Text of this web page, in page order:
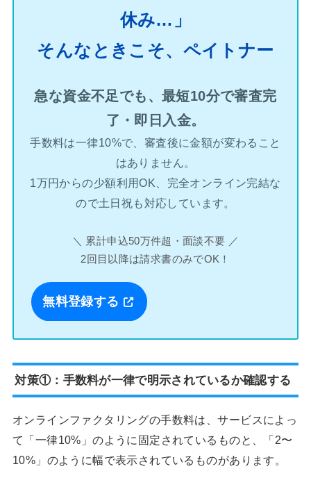
休み…」
そんなときこそ、ペイトナー
急な資金不足でも、最短10分で審査完
了・即日入金。
手数料は一律10%で、審査後に金額が変わること
はありません。
1万円からの少額利用OK、完全オンライン完結な
ので土日祝も対応しています。
＼ 累計申込50万件超・面談不要 ／
2回目以降は請求書のみでOK！
無料登録する
対策①：手数料が一律で明示されているか確認する
オンラインファクタリングの手数料は、サービスによっ
て「一律10%」のように固定されているものと、「2〜
10%」のように幅で表示されているものがあります。